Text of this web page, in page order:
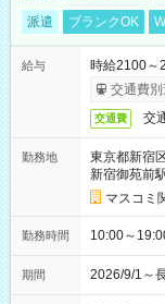
派遣 ブランクOK
給与
時給2100～
交通費別
交通費 交
勤務地
東京都新宿
新宿御苑前
マスコミ
勤務時間 10:00～
期間 2026/9/1～